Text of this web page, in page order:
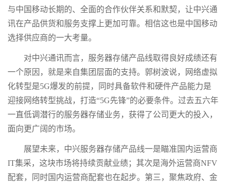
与中国移动长期的、全面的合作伙伴关系和默契，让中兴通
讯在产品供货和服务支撑上更加可靠。相信这也是中国移动
选择供应商的一大考量。
对中兴通讯而言，服务器存储产品线取得良好成绩还有
一个原因，就是来自集团层面的支持。郭树波说，网络虚拟
化转型是5G爆发的前提，同时具备软件和硬件产品能力是
迎接网络转型挑战，打造“5G先锋”的必要条件。过去五六年
一直低调潜行的服务器存储业务，获得了公司更大的投入，
面向更广阔的市场。
展望未来，中兴服务器存储产品线一是瞄准国内运营商
IT集采，这块市场将持续贡献业绩；其次是海外运营商NFV
配套，同时国内运营商配套也在起步。第三，聚焦政府、金